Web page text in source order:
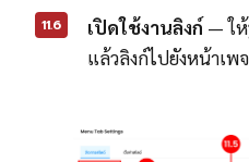
11.6 เปิดใช้งานลิงก์ — ใ
แล้วลิงก์ไปยังหน้าเพ